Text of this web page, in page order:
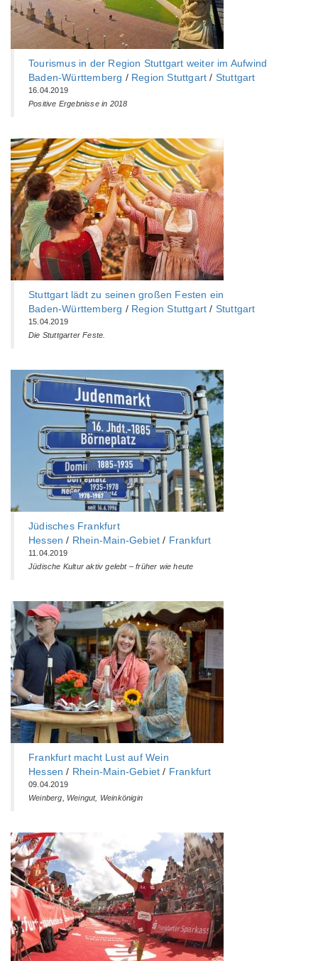
Tourismus in der Region Stuttgart weiter im Aufwind
Baden-Württemberg‎ / Region Stuttgart / Stuttgart
16.04.2019
Positive Ergebnisse in 2018
Stuttgart lädt zu seinen großen Festen ein
Baden-Württemberg‎ / Region Stuttgart / Stuttgart
15.04.2019
Die Stuttgarter Feste.
Jüdisches Frankfurt
Hessen / Rhein-Main-Gebiet / Frankfurt
11.04.2019
Jüdische Kultur aktiv gelebt – früher wie heute
Frankfurt macht Lust auf Wein
Hessen / Rhein-Main-Gebiet / Frankfurt
09.04.2019
Weinberg, Weingut, Weinkönigin